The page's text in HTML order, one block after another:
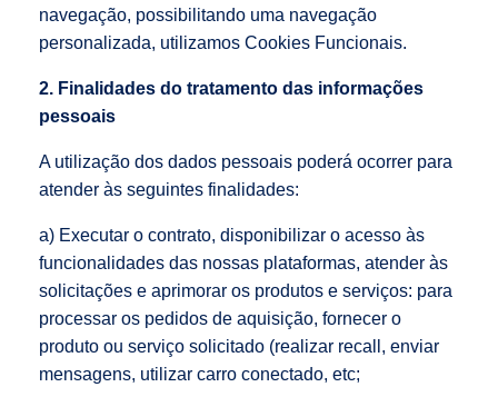
navegação, possibilitando uma navegação
personalizada, utilizamos Cookies Funcionais.
2. Finalidades do tratamento das informações
pessoais
A utilização dos dados pessoais poderá ocorrer para
atender às seguintes finalidades:
a) Executar o contrato, disponibilizar o acesso às
funcionalidades das nossas plataformas, atender às
solicitações e aprimorar os produtos e serviços: para
processar os pedidos de aquisição, fornecer o
produto ou serviço solicitado (realizar recall, enviar
mensagens, utilizar carro conectado, etc;